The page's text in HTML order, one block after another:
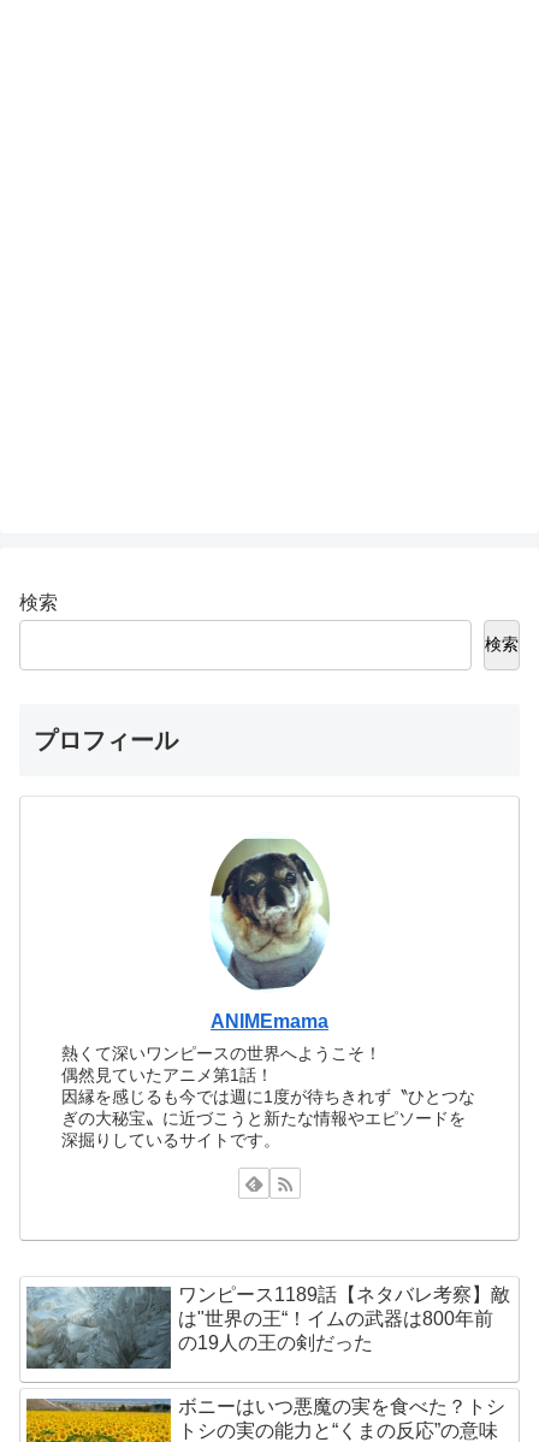
検索
検索
プロフィール
ANIMEmama
熱くて深いワンピースの世界へようこそ！
偶然見ていたアニメ第1話！
因縁を感じるも今では週に1度が待ちきれず〝ひとつな
ぎの大秘宝〟に近づこうと新たな情報やエピソードを
深掘りしているサイトです。
ワンピース1189話【ネタバレ考察】敵
は"世界の王“！イムの武器は800年前
の19人の王の剣だった
ボニーはいつ悪魔の実を食べた？トシ
トシの実の能力と“くまの反応”の意味